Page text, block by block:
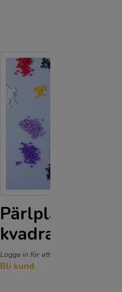
Pärlplattor 10 st
kvadrat
Logga in för att se ditt avtalade pris
Bli kund